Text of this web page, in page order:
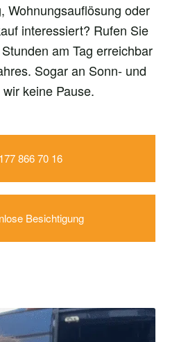
Wohnungsauflösung oder
interessiert? Rufen Sie
am Tag erreichbar
Sogar an Sonn- und
keine Pause.
866 70 16
Besichtigung